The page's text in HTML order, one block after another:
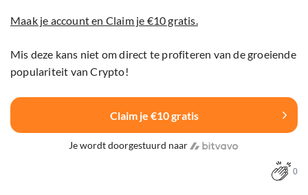
Maak je account en Claim je €10 gratis.
Mis deze kans niet om direct te profiteren van de groeiende
populariteit van Crypto!
Claim je €10 gratis
Je wordt doorgestuurd naar
0